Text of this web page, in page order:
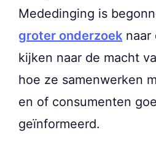
Mededinging is
groter onderzoek naar
kijken naar de macht
hoe ze samenwerken
en of consumenten
geïnformeerd.